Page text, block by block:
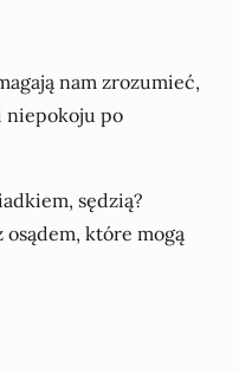
nam zrozumieć,
niepokoju po
sędzią?
które mogą